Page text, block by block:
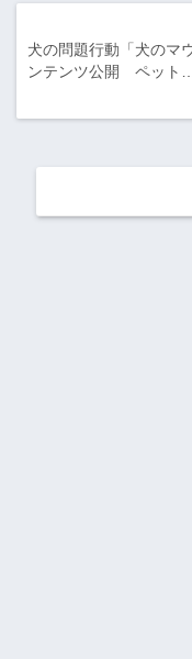
犬の問題行動「犬のマ
ンテンツ公開 ペット